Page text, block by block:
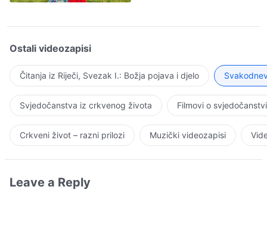
Ostali videozapisi
Čitanja iz Riječi, Svezak I.: Božja pojava i djelo
Svjedočanstva iz crkvenog života Filmovi o
Crkveni život – razni prilozi Muzički videozapisi
Leave a Reply